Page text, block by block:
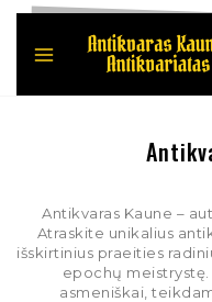
Antikvaras Kaune –
Atraskite unikalius
išskirtinius praeities
epochų
asmeniškai,